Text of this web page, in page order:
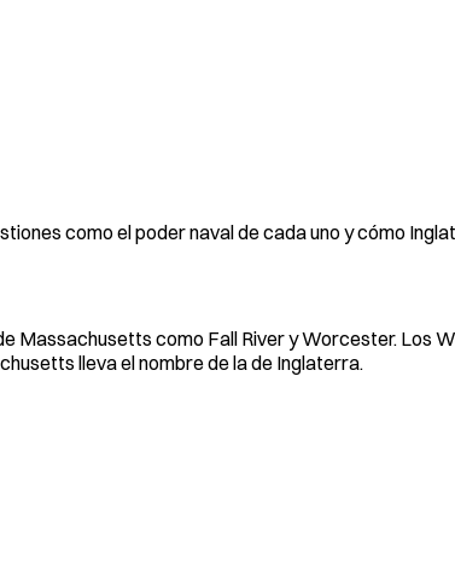
como el poder naval de cada uno y cómo
Massachusetts como Fall River y Worcester. Los
lleva el nombre de la de Inglaterra.